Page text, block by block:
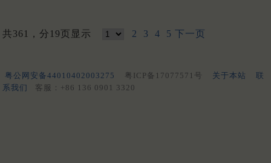
共361，分19页显示 2 3 4 5 下一页
粤公网安备44010402003275 粤ICP备17077571号 关于本站
联
系我们
客服：+86 136 0901 3320